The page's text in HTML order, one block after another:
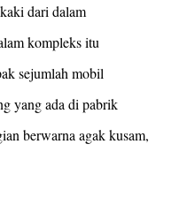
dari dalam
kompleks itu
sejumlah mobil
yang ada di pabrik
berwarna agak kusam,